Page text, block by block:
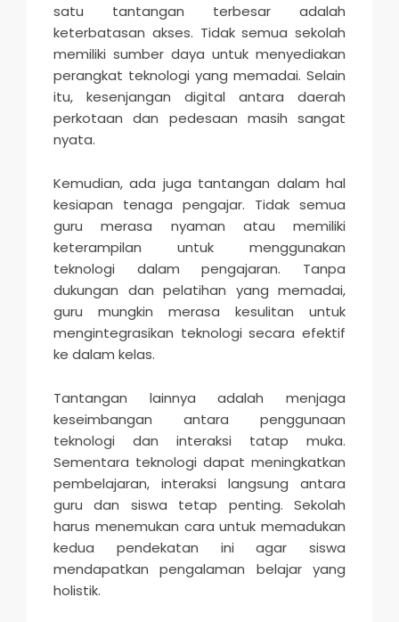
satu tantangan terbesar adalah
keterbatasan akses. Tidak semua sekolah
memiliki sumber daya untuk menyediakan
perangkat teknologi yang memadai. Selain
itu, kesenjangan digital antara daerah
perkotaan dan pedesaan masih sangat
nyata.
Kemudian, ada juga tantangan dalam hal
kesiapan tenaga pengajar. Tidak semua
guru merasa nyaman atau memiliki
keterampilan untuk menggunakan
teknologi dalam pengajaran. Tanpa
dukungan dan pelatihan yang memadai,
guru mungkin merasa kesulitan untuk
mengintegrasikan teknologi secara efektif
ke dalam kelas.
Tantangan lainnya adalah menjaga
keseimbangan antara penggunaan
teknologi dan interaksi tatap muka.
Sementara teknologi dapat meningkatkan
pembelajaran, interaksi langsung antara
guru dan siswa tetap penting. Sekolah
harus menemukan cara untuk memadukan
kedua pendekatan ini agar siswa
mendapatkan pengalaman belajar yang
holistik.